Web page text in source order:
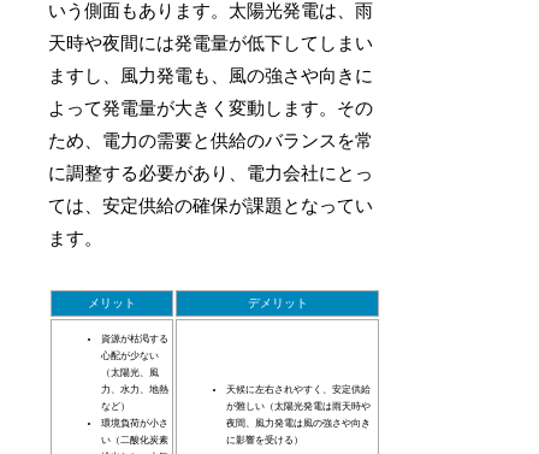
いう側面もあります。太陽光発電は、雨
天時や夜間には発電量が低下してしまい
ますし、風力発電も、風の強さや向きに
よって発電量が大きく変動します。その
ため、電力の需要と供給のバランスを常
に調整する必要があり、電力会社にとっ
ては、安定供給の確保が課題となってい
ます。
メリット デメリット
資源が枯渇する
心配が少ない
（太陽光、風
力、水力、地熱
など）
環境負荷が小さ
い（二酸化炭素
天候に左右されやすく、安定供給
が難しい（太陽光発電は雨天時や
夜間、風力発電は風の強さや向き
に影響を受ける）